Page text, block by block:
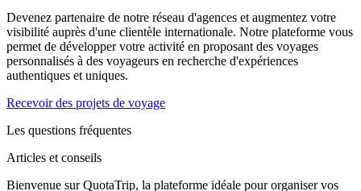
Devenez partenaire de notre réseau d'agences et augmentez votre
visibilité auprès d'une clientèle internationale. Notre plateforme vous
permet de développer votre activité en proposant des voyages
personnalisés à des voyageurs en recherche d'expériences
authentiques et uniques.
Recevoir des projets de voyage
Les questions fréquentes
Articles et conseils
Bienvenue sur QuotaTrip, la plateforme idéale pour organiser vos